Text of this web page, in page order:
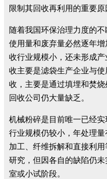
限制其回收再利用的重要原
随着我国环保治理力度的
使用量和废弃量必然逐年增
收行业规模小，还未形成产
收主要是滤袋生产企业与
收，主要是通过填埋和焚
回收公司仍大量缺乏。
机械粉碎是目前唯一已经
行业规模仍较小，年处理
加工、纤维拆解和直接利
研究，但因各自的缺陷仍
室或小试阶段。